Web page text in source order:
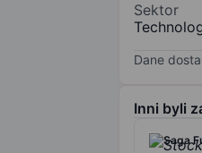
Sektor
Dane
Inni byli
Saga